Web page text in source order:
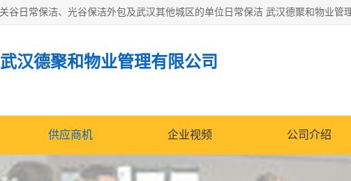
武汉德聚和物业管理有限公司
供应商机 企业视频 公司介绍